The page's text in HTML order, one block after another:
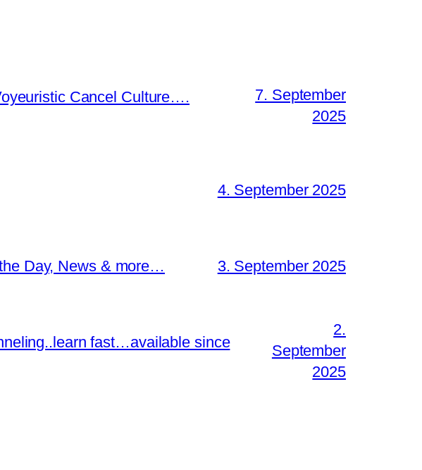
Cancel Culture….
7. September
2025
4. September 2025
Day, News & more… 3. September 2025
fast…available since
2.
September
2025